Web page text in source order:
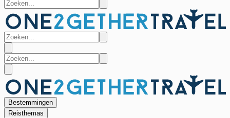
Bestemmingen
Reisthemas